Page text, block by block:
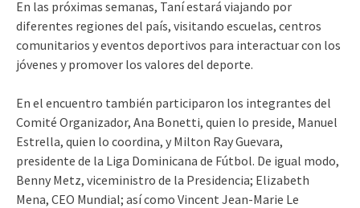
En las próximas semanas, Taní estará viajando por
diferentes regiones del país, visitando escuelas, centros
comunitarios y eventos deportivos para interactuar con los
jóvenes y promover los valores del deporte.
En el encuentro también participaron los integrantes del
Comité Organizador, Ana Bonetti, quien lo preside, Manuel
Estrella, quien lo coordina, y Milton Ray Guevara,
presidente de la Liga Dominicana de Fútbol. De igual modo,
Benny Metz, viceministro de la Presidencia; Elizabeth
Mena, CEO Mundial; así como Vincent Jean-Marie Le